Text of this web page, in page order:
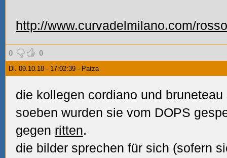
http://www.curvadelmilano.com/
0 0
Di. 09.10.18 - 17:02:39 - Patza
die kollegen cordiano und
soeben wurden sie vom DOPS
gegen ritten.
die bilder sprechen für sich (sofern